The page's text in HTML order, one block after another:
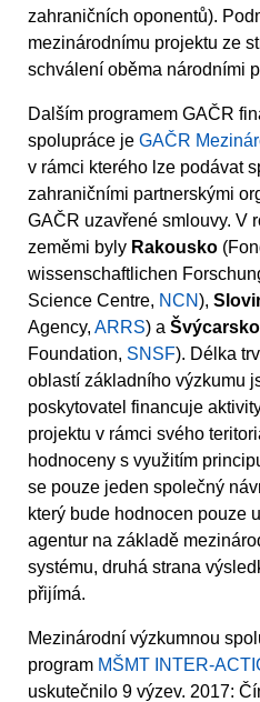
zahraničních oponentů).
mezinárodnímu projektu ze
schválení oběma národními
Dalším programem GAČR
spolupráce je GAČR
v rámci kterého lze podávat
zahraničními partnerskými
GAČR uzavřené smlouvy. V
zeměmi byly Rakousko
wissenschaftlichen
Science Centre, NCN),
Agency, ARRS) a Švýcarsko
Foundation, SNSF). Délka
oblastí základního výzkumu
poskytovatel financuje
projektu v rámci svého
hodnoceny s využitím
se pouze jeden společný
který bude hodnocen pouze
agentur na základě
systému, druhá strana
přijímá.
Mezinárodní výzkumnou
program MŠMT INTER-
uskutečnilo 9 výzev. 2017: